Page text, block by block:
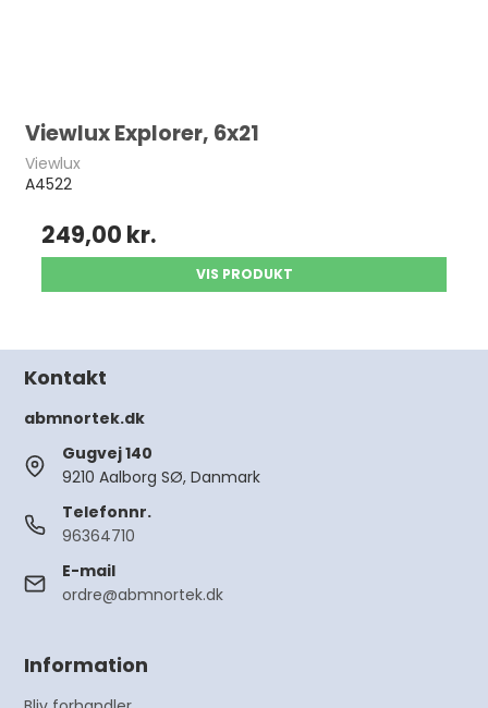
Viewlux Explorer, 6x21
Viewlux
A4522
249,00 kr.
VIS PRODUKT
Kontakt
abmnortek.dk
Gugvej 140
9210 Aalborg SØ, Danmark
Telefonnr.
96364710
E-mail
ordre@abmnortek.dk
Information